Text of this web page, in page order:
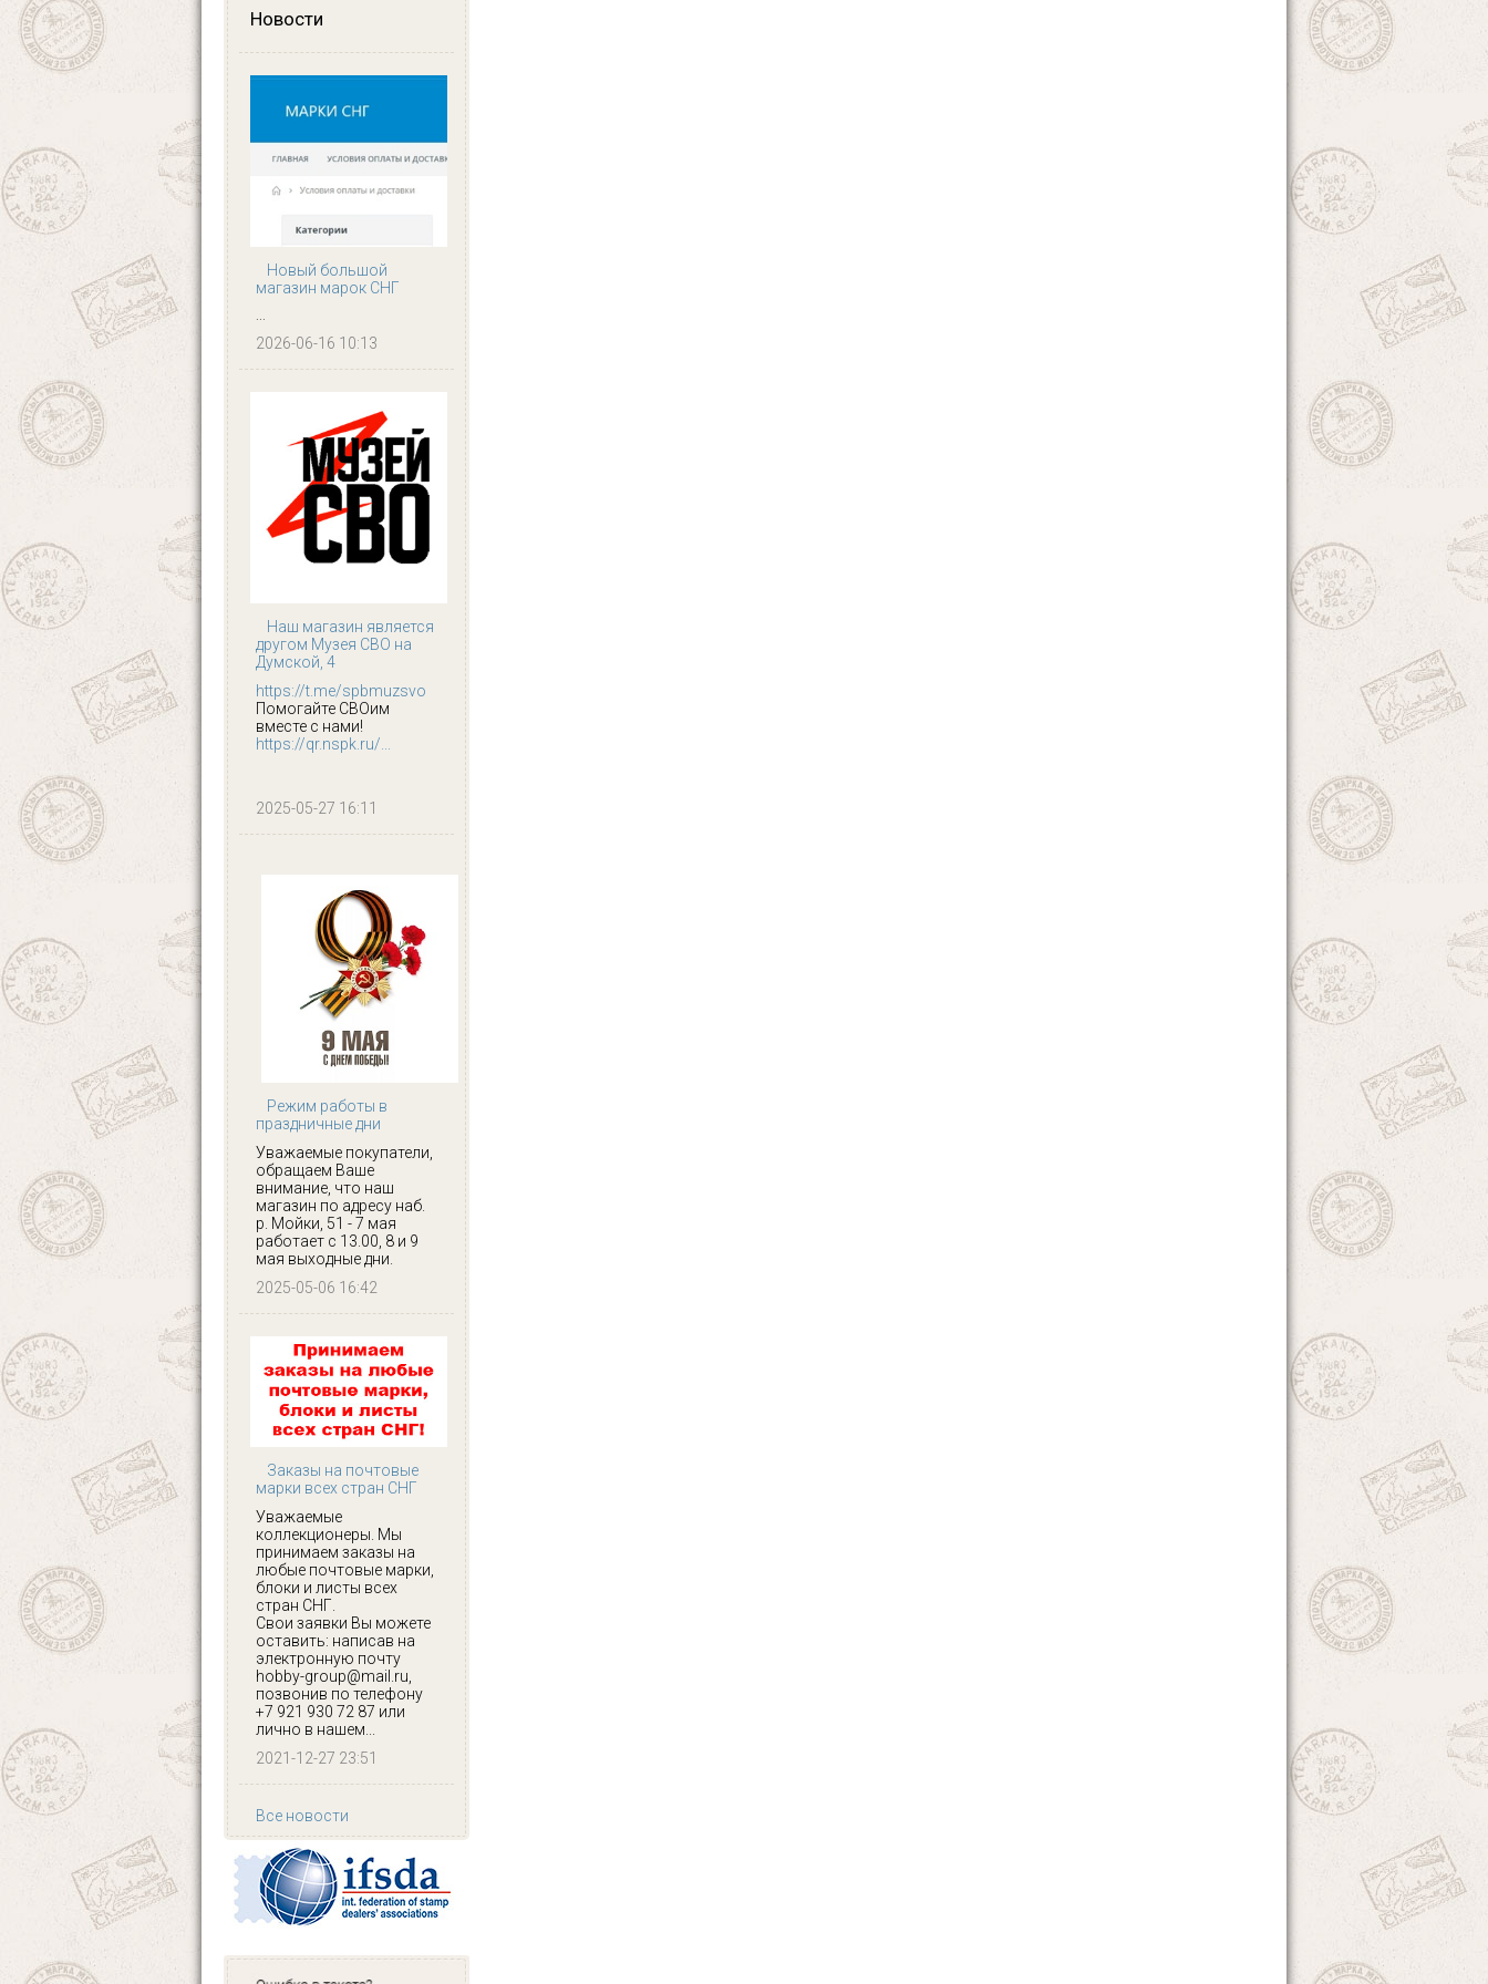
Новости
Новый большой
магазин марок СНГ
...
2026-06-16 10:13
Наш магазин является
другом Музея СВО на
Думской, 4
https://t.me/spbmuzsvo
Помогайте СВОим
вместе с нами!
https://qr.nspk.ru/...
2025-05-27 16:11
Режим работы в
праздничные дни
Уважаемые покупатели,
обращаем Ваше
внимание, что наш
магазин по адресу наб.
р. Мойки, 51 - 7 мая
работает с 13.00, 8 и 9
мая выходные дни.
2025-05-06 16:42
Заказы на почтовые
марки всех стран СНГ
Уважаемые
коллекционеры. Мы
принимаем заказы на
любые почтовые марки,
блоки и листы всех
стран СНГ.
Свои заявки Вы можете
оставить: написав на
электронную почту
hobby-group@mail.ru,
позвонив по телефону
+7 921 930 72 87 или
лично в нашем...
2021-12-27 23:51
Все новости